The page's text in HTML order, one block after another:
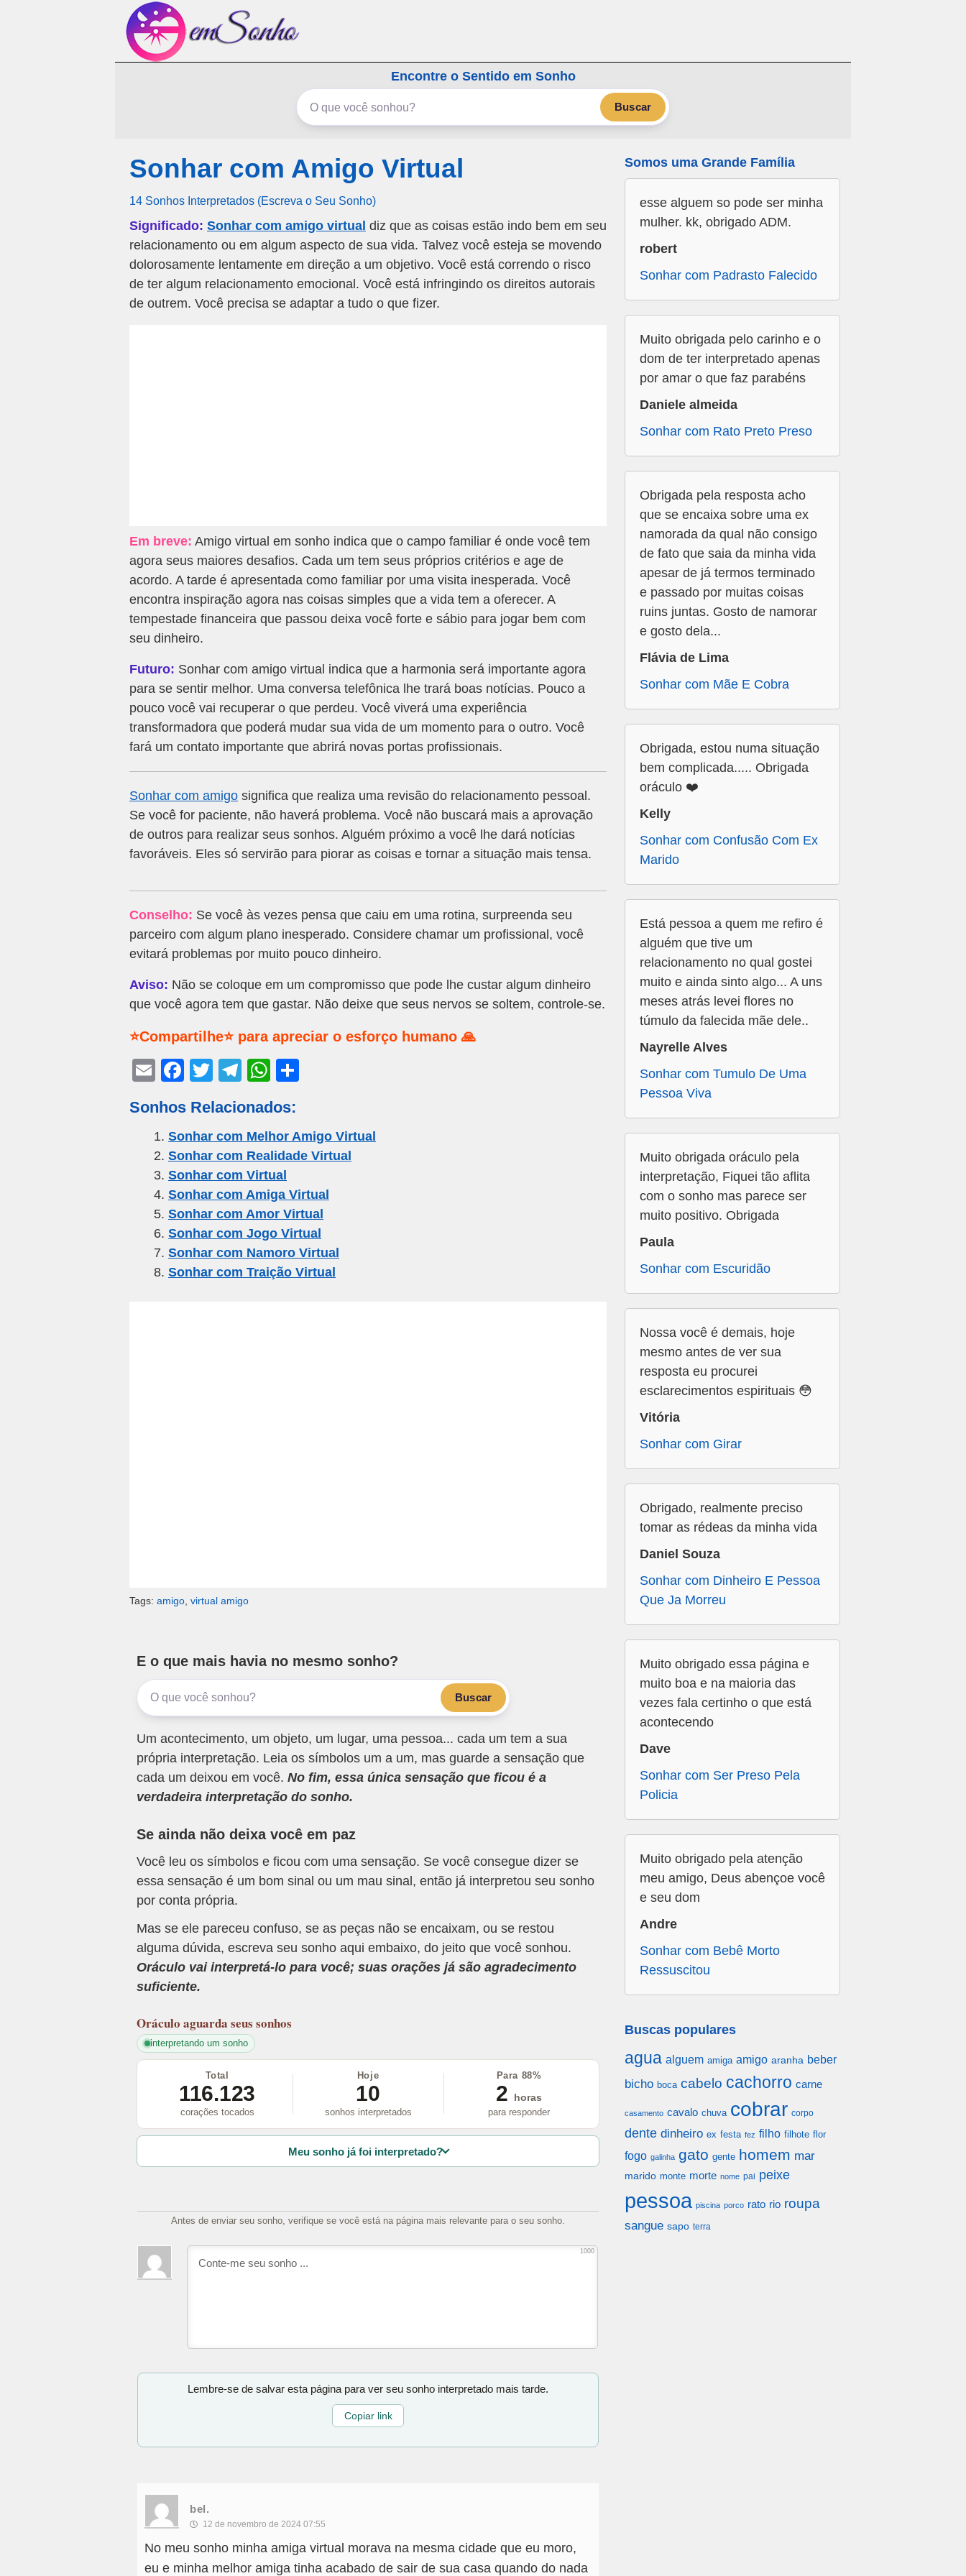
Encontre o Sentido em Sonho
Buscar
Sonhar com Amigo Virtual
14 Sonhos Interpretados (Escreva o Seu Sonho)
Significado: Sonhar com amigo virtual diz que as coisas estão indo bem em seu
relacionamento ou em algum aspecto de sua vida. Talvez você esteja se movendo
dolorosamente lentamente em direção a um objetivo. Você está correndo o risco
de ter algum relacionamento emocional. Você está infringindo os direitos autorais
de outrem. Você precisa se adaptar a tudo o que fizer.
Em breve: Amigo virtual em sonho indica que o campo familiar é onde você tem
agora seus maiores desafios. Cada um tem seus próprios critérios e age de
acordo. A tarde é apresentada como familiar por uma visita inesperada. Você
encontra inspiração agora nas coisas simples que a vida tem a oferecer. A
tempestade financeira que passou deixa você forte e sábio para jogar bem com
seu dinheiro.
Futuro: Sonhar com amigo virtual indica que a harmonia será importante agora
para se sentir melhor. Uma conversa telefônica lhe trará boas notícias. Pouco a
pouco você vai recuperar o que perdeu. Você viverá uma experiência
transformadora que poderá mudar sua vida de um momento para o outro. Você
fará um contato importante que abrirá novas portas profissionais.
Sonhar com amigo significa que realiza uma revisão do relacionamento pessoal.
Se você for paciente, não haverá problema. Você não buscará mais a aprovação
de outros para realizar seus sonhos. Alguém próximo a você lhe dará notícias
favoráveis. Eles só servirão para piorar as coisas e tornar a situação mais tensa.
Conselho: Se você às vezes pensa que caiu em uma rotina, surpreenda seu
parceiro com algum plano inesperado. Considere chamar um profissional, você
evitará problemas por muito pouco dinheiro.
Aviso: Não se coloque em um compromisso que pode lhe custar algum dinheiro
que você agora tem que gastar. Não deixe que seus nervos se soltem, controle-se.
⭐Compartilhe⭐ para apreciar o esforço humano 🙏
E
ail
F
c
e
b
o
o
k
T
tt
er
T
e
gr
a
m
W
at
s
A
p
p
e
Sonhos Relacionados:
Sonhar com Melhor Amigo Virtual
Sonhar com Realidade Virtual
Sonhar com Virtual
Sonhar com Amiga Virtual
Sonhar com Amor Virtual
Sonhar com Jogo Virtual
Sonhar com Namoro Virtual
Sonhar com Traição Virtual
Tags: amigo virtual amigo
E o que mais havia no mesmo sonho?
Buscar
Um acontecimento, um objeto, um lugar, uma pessoa... cada um tem a sua
própria interpretação. Leia os símbolos um a um, mas guarde a sensação que
cada um deixou em você. No fim, essa única sensação que ficou é a
verdadeira interpretação do sonho.
Se ainda não deixa você em paz
Você leu os símbolos e ficou com uma sensação. Se você consegue dizer se
essa sensação é um bom sinal ou um mau sinal, então já interpretou seu sonho
por conta própria.
Mas se ele pareceu confuso, se as peças não se encaixam, ou se restou
alguma dúvida, escreva seu sonho aqui embaixo, do jeito que você sonhou.
Oráculo vai interpretá-lo para você; suas orações já são agradecimento
suficiente.
Oráculo aguarda seus sonhos
interpretando um sonho
Total
116.123
corações tocados
Hoje
10
sonhos interpretados
Para 88%
2
horas
para responder
Meu sonho já foi interpretado?
Antes de enviar seu sonho, verifique se você está na página mais relevante para o seu sonho.
1000
Lembre-se de salvar esta página para ver seu sonho interpretado mais tarde.
Copiar link
bel.
12 de novembro de 2024 07:55
No meu sonho minha amiga virtual morava na mesma cidade que eu moro,
eu e minha melhor amiga tinha acabado de sair de sua casa quando do nada
Somos uma Grande Família
esse alguem so pode ser minha
mulher. kk, obrigado ADM.
robert
Sonhar com Padrasto Falecido
Muito obrigada pelo carinho e o
dom de ter interpretado apenas
por amar o que faz parabéns
Daniele almeida
Sonhar com Rato Preto Preso
Obrigada pela resposta acho
que se encaixa sobre uma ex
namorada da qual não consigo
de fato que saia da minha vida
apesar de já termos terminado
e passado por muitas coisas
ruins juntas. Gosto de namorar
e gosto dela...
Flávia de Lima
Sonhar com Mãe E Cobra
Obrigada, estou numa situação
bem complicada..... Obrigada
oráculo ❤️
Kelly
Sonhar com Confusão Com Ex
Marido
Está pessoa a quem me refiro é
alguém que tive um
relacionamento no qual gostei
muito e ainda sinto algo... A uns
meses atrás levei flores no
túmulo da falecida mãe dele..
Nayrelle Alves
Sonhar com Tumulo De Uma
Pessoa Viva
Muito obrigada oráculo pela
interpretação, Fiquei tão aflita
com o sonho mas parece ser
muito positivo. Obrigada
Paula
Sonhar com Escuridão
Nossa você é demais, hoje
mesmo antes de ver sua
resposta eu procurei
esclarecimentos espirituais 😳
Vitória
Sonhar com Girar
Obrigado, realmente preciso
tomar as rédeas da minha vida
Daniel Souza
Sonhar com Dinheiro E Pessoa
Que Ja Morreu
Muito obrigado essa página e
muito boa e na maioria das
vezes fala certinho o que está
acontecendo
Dave
Sonhar com Ser Preso Pela
Policia
Muito obrigado pela atenção
meu amigo, Deus abençoe você
e seu dom
Andre
Sonhar com Bebê Morto
Ressuscitou
Buscas populares
agua alguem amiga amigo aranha beber
bicho boca cabelo cachorro carne
casamento cavalo chuva cobrar corpo
dente dinheiro ex festa fez filho filhote flor
fogo galinha gato gente homem mar
marido monte morte nome pai peixe
pessoa piscina porco rato rio roupa
sangue sapo terra